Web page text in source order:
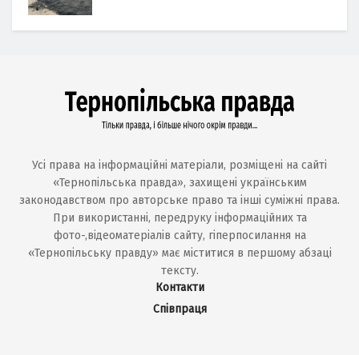
Усі права на інформаційні матеріали, розміщені на сайті
«Тернопільська правда», захищені українським
законодавством про авторське право та інші суміжні права.
При використанні, передруку інформаційних та
фото-,відеоматеріалів сайту, гіперпосилання на
«Тернопільську правду» має міститися в першому абзаці
тексту.
Контакти
Співпраця